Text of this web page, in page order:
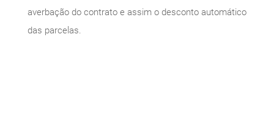
averbação do contrato e assim o desconto automático
das parcelas.